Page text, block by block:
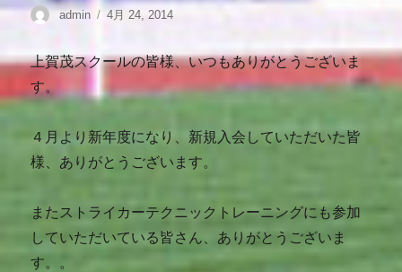
admin 4月 24, 2014
上賀茂スクールの皆様、いつもありがとうございま
す。
４月より新年度になり、新規入会していただいた皆
様、ありがとうございます。
またストライカーテクニックトレーニングにも参加
していただいている皆さん、ありがとうございま
す。。